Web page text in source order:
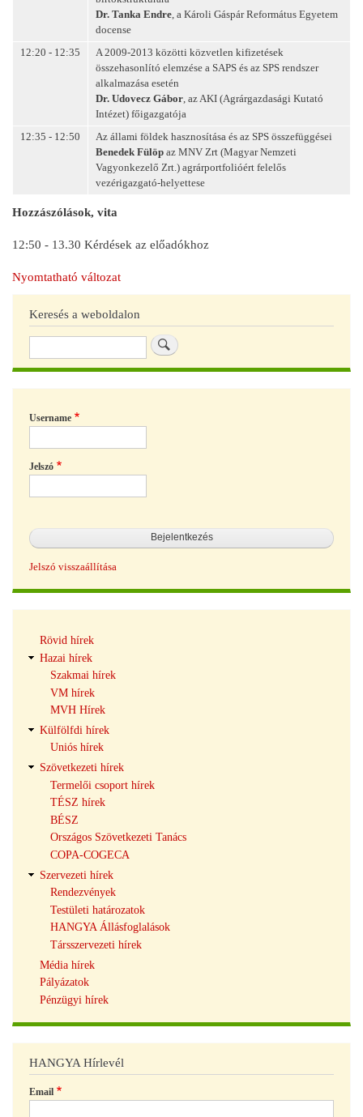
Dr. Tanka Endre, a Károli Gáspár Református Egyetem
docense
12:20 - 12:35
A 2009-2013 közötti közvetlen kifizetések
összehasonlító elemzése a SAPS és az SPS rendszer
alkalmazása esetén
Dr. Udovecz Gábor, az AKI (Agrárgazdasági Kutató
Intézet) főigazgatója
12:35 - 12:50
Az állami földek hasznosítása és az SPS összefüggései
Benedek Fülöp az MNV Zrt (Magyar Nemzeti
Vagyonkezelő Zrt.) agrárportfolióért felelős
vezérigazgató-helyettese
Hozzászólások, vita
12:50 - 13.30 Kérdések az előadókhoz
Nyomtatható változat
Keresés a weboldalon
Username
Jelszó
Jelszó visszaállítása
navigáció
Rövid hírek
Hazai hírek
Szakmai hírek
VM hírek
MVH Hírek
Külfölfdi hírek
Uniós hírek
Szövetkezeti hírek
Termelői csoport hírek
TÉSZ hírek
BÉSZ
Országos Szövetkezeti Tanács
COPA-COGECA
Szervezeti hírek
Rendezvények
Testületi határozatok
HANGYA Állásfoglalások
Társszervezeti hírek
Média hírek
Pályázatok
Pénzügyi hírek
HANGYA Hírlevél
Email